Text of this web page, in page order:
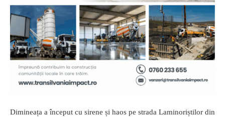
Dimineața a început cu sirene și haos pe strada Laminoriștilor din